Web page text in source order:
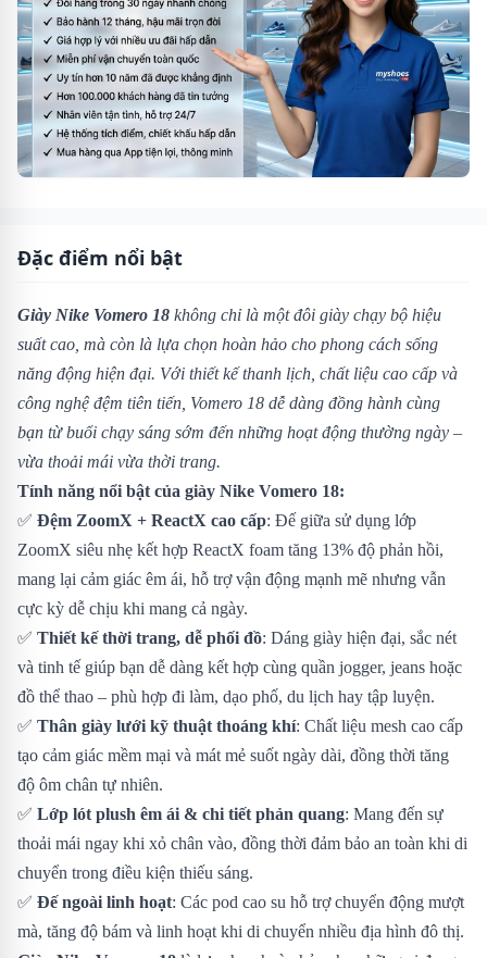
Đặc điểm nổi bật
Giày Nike Vomero 18 không chỉ là một đôi giày chạy bộ hiệu
suất cao, mà còn là lựa chọn hoàn hảo cho phong cách sống
năng động hiện đại. Với thiết kế thanh lịch, chất liệu cao cấp và
công nghệ đệm tiên tiến, Vomero 18 dễ dàng đồng hành cùng
bạn từ buổi chạy sáng sớm đến những hoạt động thường ngày –
vừa thoải mái vừa thời trang.
Tính năng nổi bật của giày Nike Vomero 18:
✅ Đệm ZoomX + ReactX cao cấp: Đế giữa sử dụng lớp
ZoomX siêu nhẹ kết hợp ReactX foam tăng 13% độ phản hồi,
mang lại cảm giác êm ái, hỗ trợ vận động mạnh mẽ nhưng vẫn
cực kỳ dễ chịu khi mang cả ngày.
✅ Thiết kế thời trang, dễ phối đồ: Dáng giày hiện đại, sắc nét
và tinh tế giúp bạn dễ dàng kết hợp cùng quần jogger, jeans hoặc
đồ thể thao – phù hợp đi làm, dạo phố, du lịch hay tập luyện.
✅ Thân giày lưới kỹ thuật thoáng khí: Chất liệu mesh cao cấp
tạo cảm giác mềm mại và mát mẻ suốt ngày dài, đồng thời tăng
độ ôm chân tự nhiên.
✅ Lớp lót plush êm ái & chi tiết phản quang: Mang đến sự
thoải mái ngay khi xỏ chân vào, đồng thời đảm bảo an toàn khi di
chuyển trong điều kiện thiếu sáng.
✅ Đế ngoài linh hoạt: Các pod cao su hỗ trợ chuyển động mượt
mà, tăng độ bám và linh hoạt khi di chuyển nhiều địa hình đô thị.